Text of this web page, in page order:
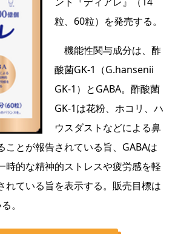
粒、60粒）を発売する。
機能性関与成分は、酢
酸菌GK-1（G.hansenii
GK-1）とGABA。酢酸菌
GK-1は花粉、ホコリ、ハ
ウスダストなどによる鼻
ことが報告されている旨、GABAは
時的な精神的ストレスや疲労感を軽
れている旨を表示する。販売目標は
。